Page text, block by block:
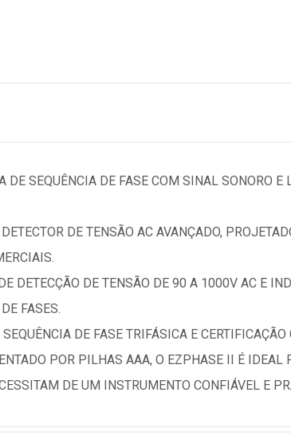
DE SEQUÊNCIA DE FASE COM SINAL SONORO
DE TENSÃO AC AVANÇADO,
DETECÇÃO DE TENSÃO DE 90 A 1000V AC E
FASES.
DE FASE TRIFÁSICA E
POR PILHAS AAA, O EZPHASE II É IDEAL
DE UM INSTRUMENTO CONFIÁVEL E